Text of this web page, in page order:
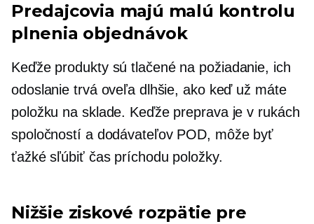
Predajcovia majú malú kontrolu
plnenia objednávok
Keďže produkty sú tlačené na požiadanie, ich
odoslanie trvá oveľa dlhšie, ako keď už máte
položku na sklade. Keďže preprava je v rukách
spoločností a dodávateľov POD, môže byť
ťažké sľúbiť čas príchodu položky.
Nižšie ziskové rozpätie pre